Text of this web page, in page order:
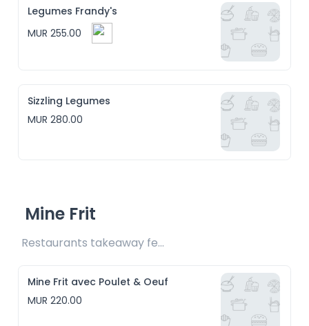
Legumes Frandy's
MUR 255.00
Sizzling Legumes
MUR 280.00
Mine Frit
Restaurants takeaway fee Rs20 included
Mine Frit avec Poulet & Oeuf
MUR 220.00